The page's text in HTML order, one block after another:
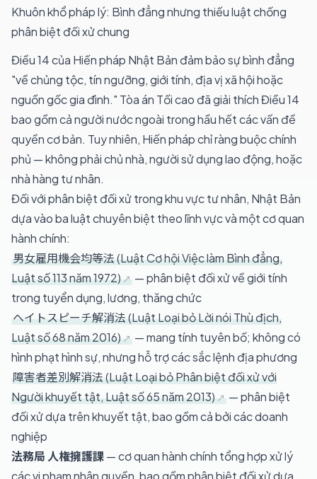
Khuôn khổ pháp lý: Bình đẳng nhưng thiếu luật chống
phân biệt đối xử chung
Điều 14 của Hiến pháp Nhật Bản đảm bảo sự bình đẳng
"về chủng tộc, tín ngưỡng, giới tính, địa vị xã hội hoặc
nguồn gốc gia đình." Tòa án Tối cao đã giải thích Điều 14
bao gồm cả người nước ngoài trong hầu hết các vấn đề
quyền cơ bản. Tuy nhiên, Hiến pháp chỉ ràng buộc chính
phủ — không phải chủ nhà, người sử dụng lao động, hoặc
nhà hàng tư nhân.
Đối với phân biệt đối xử trong khu vực tư nhân, Nhật Bản
dựa vào ba luật chuyên biệt theo lĩnh vực và một cơ quan
hành chính:
男女雇用機会均等法 (Luật Cơ hội Việc làm Bình đẳng,
Luật số 113 năm 1972)
— phân biệt đối xử về giới tính
trong tuyển dụng, lương, thăng chức
ヘイトスピーチ解消法 (Luật Loại bỏ Lời nói Thù địch,
Luật số 68 năm 2016)
— mang tính tuyên bố; không có
hình phạt hình sự, nhưng hỗ trợ các sắc lệnh địa phương
障害者差別解消法 (Luật Loại bỏ Phân biệt đối xử với
Người khuyết tật, Luật số 65 năm 2013)
— phân biệt
đối xử dựa trên khuyết tật, bao gồm cả bởi các doanh
nghiệp
法務局 人権擁護課— cơ quan hành chính tổng hợp xử lý
các vi phạm nhân quyền, bao gồm phân biệt đối xử dựa